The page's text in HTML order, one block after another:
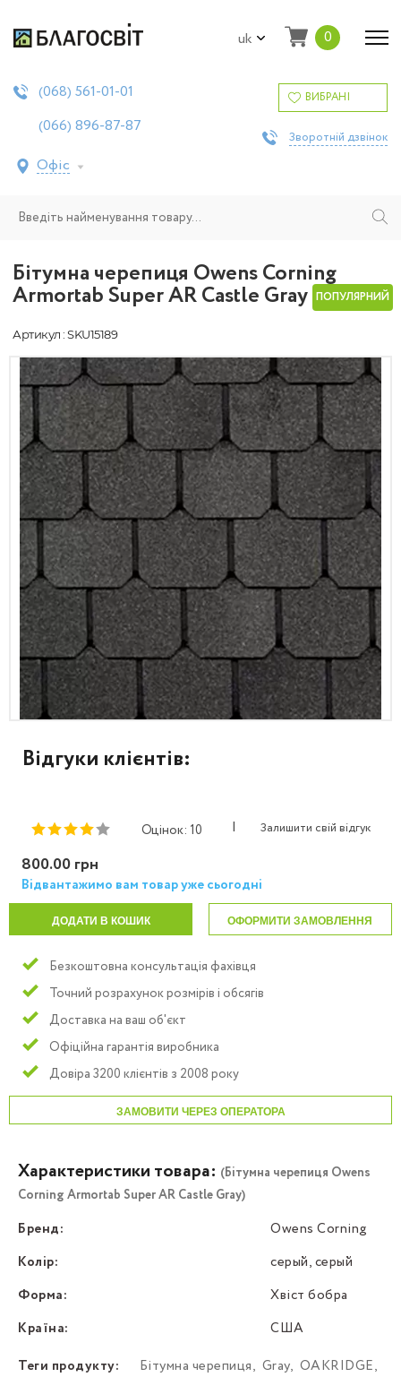
uk 0
(068) 561-01-01
(066) 896-87-87
Офіс
ВИБРАНІ
Зворотній дзвінок
Бітумна черепиця Owens Corning
Armortab Super AR Castle Gray ПОПУЛЯРНИЙ
Артикул : SKU15189
Відгуки клієнтів:
Оцінок: 10 | Залишити свій відгук
800.00 грн
Відвантажимо вам товар уже сьогодні
ДОДАТИ В КОШИК ОФОРМИТИ ЗАМОВЛЕННЯ
Безкоштовна консультація фахівця
Точний розрахунок розмірів і обсягів
Доставка на ваш об'єкт
Офіційна гарантія виробника
Довіра 3200 клієнтів з 2008 року
ЗАМОВИТИ ЧЕРЕЗ ОПЕРАТОРА
Характеристики товара: (Бітумна черепиця Owens
Corning Armortab Super AR Castle Gray)
Бренд:
Owens Corning
Колір:
серый, серый
Форма:
Хвіст бобра
Країна:
США
Теги продукту:
Бітумна черепиця, Gray, OAKRIDGE,